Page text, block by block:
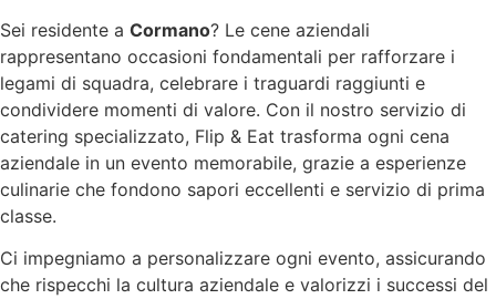
Sei residente a Cormano? Le cene aziendali
rappresentano occasioni fondamentali per rafforzare i
legami di squadra, celebrare i traguardi raggiunti e
condividere momenti di valore. Con il nostro servizio di
catering specializzato, Flip & Eat trasforma ogni cena
aziendale in un evento memorabile, grazie a esperienze
culinarie che fondono sapori eccellenti e servizio di prima
classe.
Ci impegniamo a personalizzare ogni evento, assicurando
che rispecchi la cultura aziendale e valorizzi i successi del